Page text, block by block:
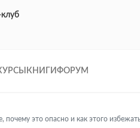
КНИГИ ФОРУМ
почему это опасно и как этого